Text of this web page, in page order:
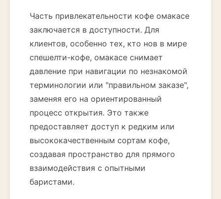
Часть привлекательности кофе омакасе
заключается в доступности. Для
клиентов, особенно тех, кто нов в мире
спешелти-кофе, омакасе снимает
давление при навигации по незнакомой
терминологии или "правильном заказе",
заменяя его на ориентированный
процесс открытия. Это также
предоставляет доступ к редким или
высококачественным сортам кофе,
создавая пространство для прямого
взаимодействия с опытными
баристами.